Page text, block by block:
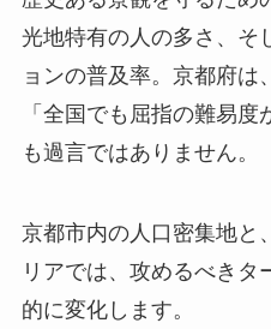
光地特有の人の多さ、そ
ョンの普及率。京都府は
「全国でも屈指の難易
も過言ではありません。
京都市内の人口密集地と
リアでは、攻めるべきタ
的に変化します。